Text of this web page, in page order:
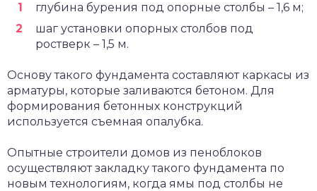
глубина бурения под опорные столбы – 1,6 м;
шаг установки опорных столбов под
ростверк – 1,5 м.
Основу такого фундамента составляют каркасы из
арматуры, которые заливаются бетоном. Для
формирования бетонных конструкций
используется съемная опалубка.
Опытные строители домов из пеноблоков
осуществляют закладку такого фундамента по
новым технологиям, когда ямы под столбы не